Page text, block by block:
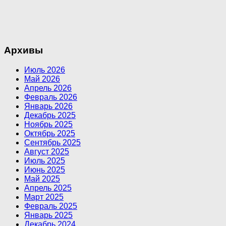
Архивы
Июль 2026
Май 2026
Апрель 2026
Февраль 2026
Январь 2026
Декабрь 2025
Ноябрь 2025
Октябрь 2025
Сентябрь 2025
Август 2025
Июль 2025
Июнь 2025
Май 2025
Апрель 2025
Март 2025
Февраль 2025
Январь 2025
Декабрь 2024